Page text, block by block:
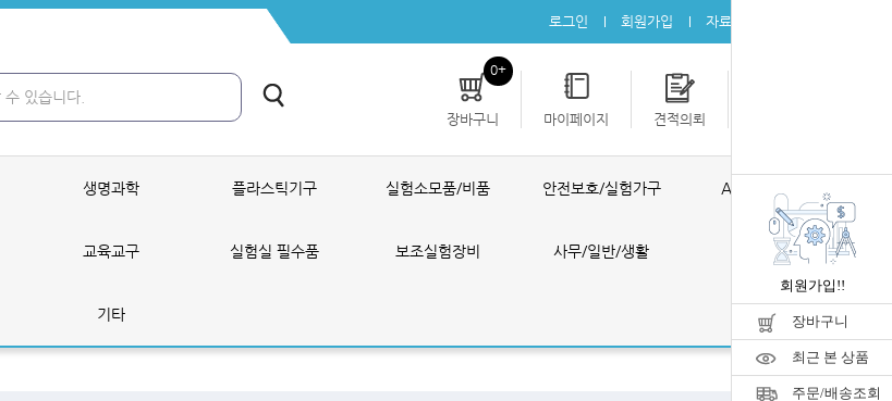
로그인 회원가입 자료실
0+
장바구니 마이페이지 견적의뢰
생명과학 플라스틱기구 실험소모품/비품 안전보호/실험가구 AS ONE 제품
교육교구 실험실 필수품 보조실험장비 사무/일반/생활 공구/포장
기타
회원가입!!
장바구니
최근 본 상품
주문/배송조회